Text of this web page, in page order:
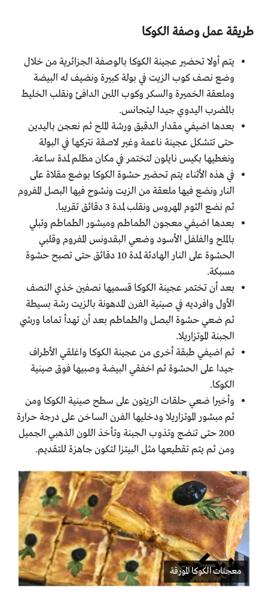
طريقة عمل وصفة الكوكا
يتم أولا تحضير عجينة الكوكا بالوصفة الجزائرية من خلال
وضع نصف كوب الزيت في بولة كبيرة ونضيف له البيضة
وملعقة الخميرة والسكر وكوب اللبن الدافئ ونقلب الخليط
بالمضرب اليدوي جيدا ليتجانس.
بعدها اضيفي مقدار الدقيق ورشة الملح ثم نعجن باليدين
حتى تتشكل عجينة ناعمة وغير لاصقة نتركها في البولة
ونغطيها بكيس نايلون لتختمر في مكان مظلم لمدة ساعة.
في هذه الأثناء يتم تحضير حشوة الكوكا بوضع مقلاة على
النار ونضع فيها ملعقة من الزيت ونشوح فيها البصل المفروم
ثم نضع الثوم المهروس ونقلب لمدة 3 دقائق تقريبا.
بعدها اضيفي معجون الطماطم ومبشور الطماطم وتبلي
بالملح والفلفل الأسود وضعي البقدونس المفروم وقلبي
الحشوة على النار الهادئة لمدة 10 دقائق حتى تصبح حشوة
مسبكة.
بعد أن تختمر عجينة الكوكا قسميها نصفين خذي النصف
الأول وافرديه في صينية الفرن المدهونة بالزيت رشة بسيطة
ثم ضعي حشوة البصل والطماطم بعد أن تهدأ تماما ورشي
الجبنة الموتزاريلا.
ثم اضيفي طبقة أخرى من عجينة الكوكا واغلقي الأطراف
جيدا على الحشوة ثم اخفقي البيضة وصبيها فوق صينية
الكوكا.
وأخيرا ضعي حلقات الزيتون على سطح صينية الكوكا ومن
ثم مبشور الموتزاريلا ودخليها الفرن الساخن على درجة حرارة
200 حتى تنضج وتذوب الجبنة وتأخذ اللون الذهبي الجميل
ومن ثم يتم تقطيعها مثل البيتزا لتكون جاهزة للتقديم.
معجنات الكوكا المورقة